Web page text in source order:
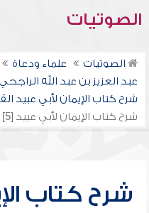
الصوتيات
الصوتيات علماء ودعاة
عبد العزيز بن عبد الله
شرح كتاب الإيمان لأبي عبيد
شرح كتاب الإيمان لأبي عبيد [5]
شرح كتاب